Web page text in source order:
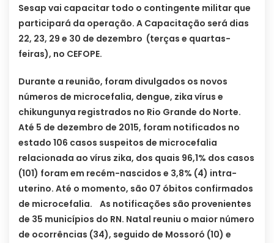
Sesap vai capacitar todo o contingente militar que
participará da operação. A Capacitação será dias
22, 23, 29 e 30 de dezembro (terças e quartas-
feiras), no CEFOPE.
Durante a reunião, foram divulgados os novos
números de microcefalia, dengue, zika vírus e
chikungunya registrados no Rio Grande do Norte.
Até 5 de dezembro de 2015, foram notificados no
estado 106 casos suspeitos de microcefalia
relacionada ao vírus zika, dos quais 96,1% dos casos
(101) foram em recém-nascidos e 3,8% (4) intra-
uterino. Até o momento, são 07 óbitos confirmados
de microcefalia. As notificações são provenientes
de 35 municípios do RN. Natal reuniu o maior número
de ocorrências (34), seguido de Mossoró (10) e